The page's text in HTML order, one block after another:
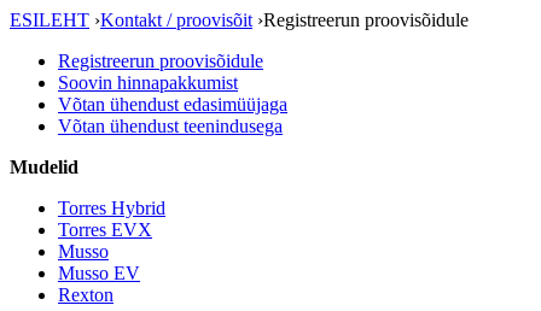
ESILEHT ›Kontakt / proovisõit ›Registreerun proovisõidule
Registreerun proovisõidule
Soovin hinnapakkumist
Võtan ühendust edasimüüjaga
Võtan ühendust teenindusega
Mudelid
Torres Hybrid
Torres EVX
Musso
Musso EV
Rexton